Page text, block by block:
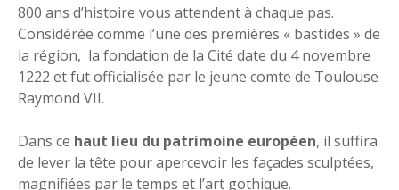
800 ans d’histoire vous attendent à chaque pas.
Considérée comme l’une des premières « bastides » de
la région, la fondation de la Cité date du 4 novembre
1222 et fut officialisée par le jeune comte de Toulouse
Raymond VII.
Dans ce haut lieu du patrimoine européen, il suffira
de lever la tête pour apercevoir les façades sculptées,
magnifiées par le temps et l’art gothique.